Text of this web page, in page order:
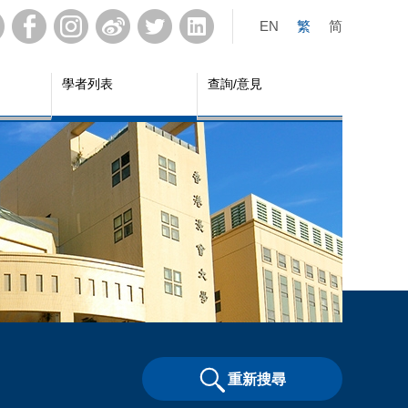
EN 繁 简
學者列表 查詢/意見
重新搜尋